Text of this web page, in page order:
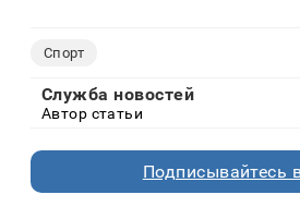
Спорт
Служба новостей
Автор статьи
Подписывайтесь